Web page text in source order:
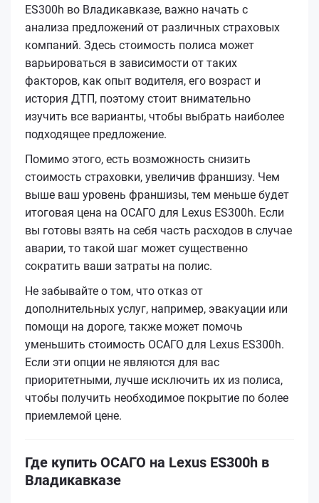
ES300h во Владикавказе, важно начать с
анализа предложений от различных страховых
компаний. Здесь стоимость полиса может
варьироваться в зависимости от таких
факторов, как опыт водителя, его возраст и
история ДТП, поэтому стоит внимательно
изучить все варианты, чтобы выбрать наиболее
подходящее предложение.
Помимо этого, есть возможность снизить
стоимость страховки, увеличив франшизу. Чем
выше ваш уровень франшизы, тем меньше будет
итоговая цена на ОСАГО для Lexus ES300h. Если
вы готовы взять на себя часть расходов в случае
аварии, то такой шаг может существенно
сократить ваши затраты на полис.
Не забывайте о том, что отказ от
дополнительных услуг, например, эвакуации или
помощи на дороге, также может помочь
уменьшить стоимость ОСАГО для Lexus ES300h.
Если эти опции не являются для вас
приоритетными, лучше исключить их из полиса,
чтобы получить необходимое покрытие по более
приемлемой цене.
Где купить ОСАГО на Lexus ES300h в
Владикавказе